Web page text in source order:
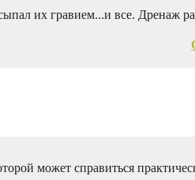
их гравием...и все. Дренаж
может справиться